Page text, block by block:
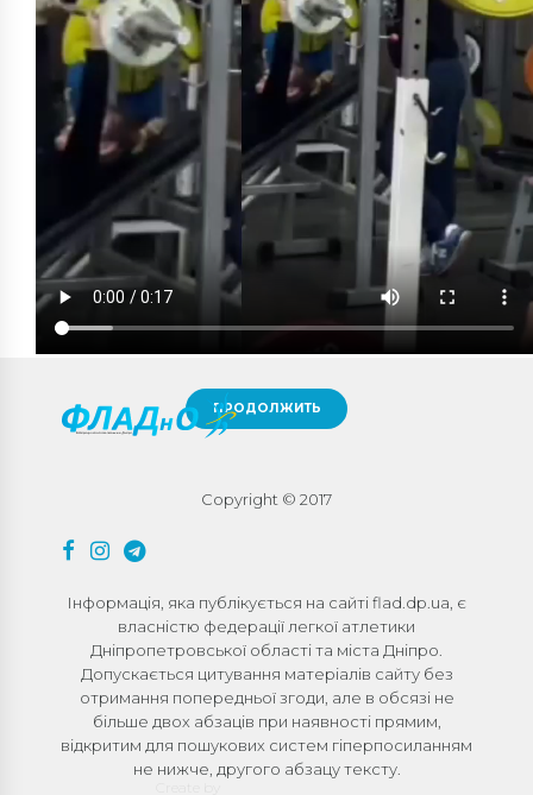
ПРОДОЛЖИТЬ
Copyright © 2017
Інформація, яка публікується на сайті flad.dp.ua, є
власністю федерації легкої атлетики
Дніпропетровської області та міста Дніпро.
Допускається цитування матеріалів сайту без
отримання попередньої згоди, але в обсязі не
більше двох абзаців при наявності прямим,
відкритим для пошукових систем гіперпосиланням
не нижче, другого абзацу тексту.